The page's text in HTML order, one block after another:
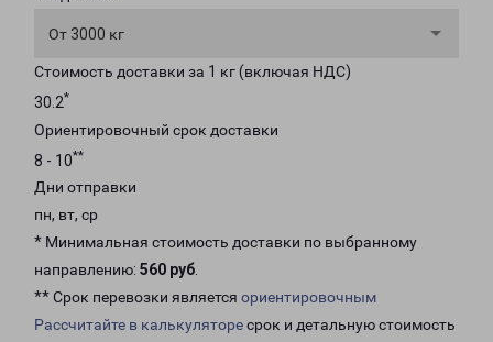
От 3000 кг
Стоимость доставки за 1 кг (включая НДС)
30.2*
Ориентировочный срок доставки
8 - 10**
Дни отправки
пн, вт, ср
* Минимальная стоимость доставки по выбранному
направлению: 560 руб.
** Срок перевозки является ориентировочным
Рассчитайте в калькуляторесрок и детальную стоимость